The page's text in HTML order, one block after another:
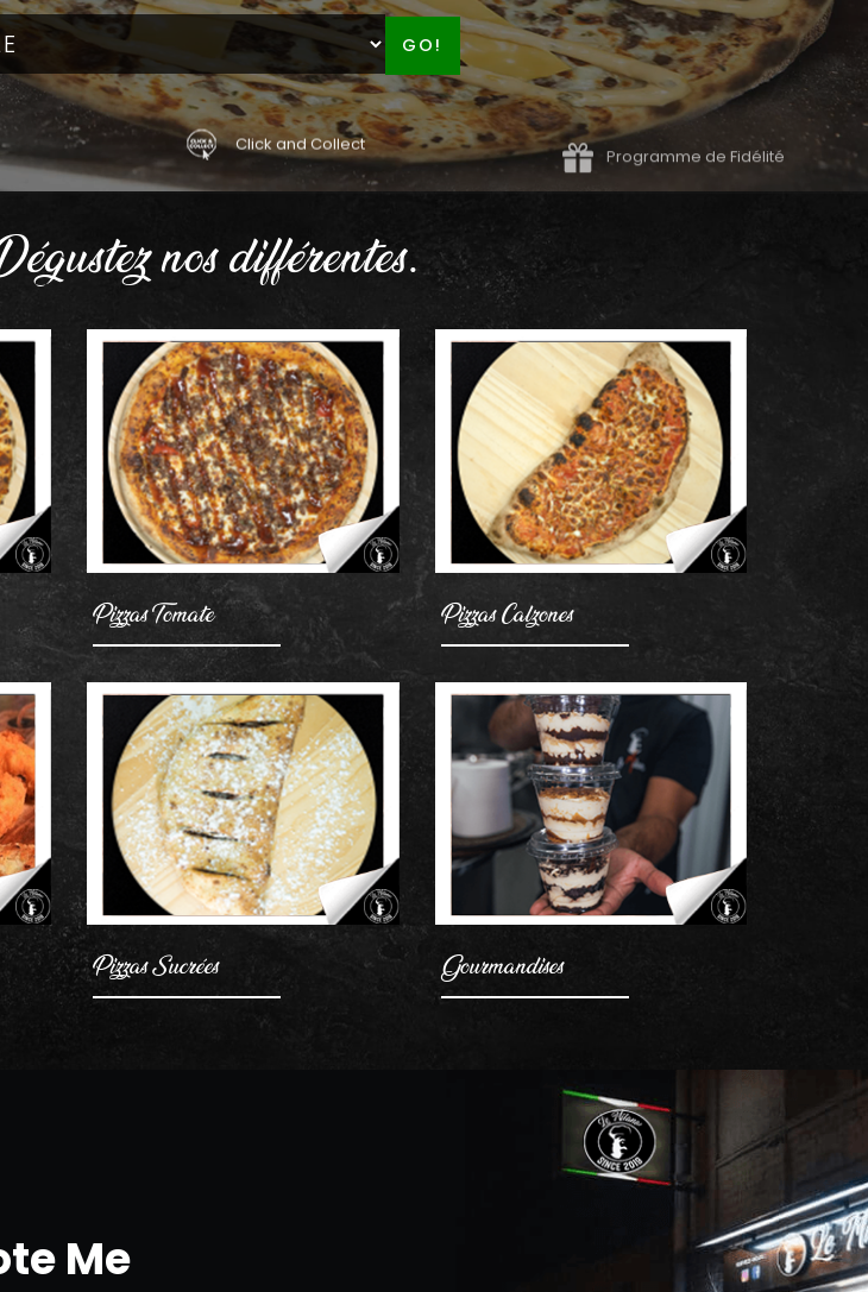
GO!
Click and Collect Programme de Fidélité
nos différentes.
Pizzas Tomate
AJOUTER
Pizzas Calzones
AJOUTER
Pizzas Sucrées Gourmandises
Me